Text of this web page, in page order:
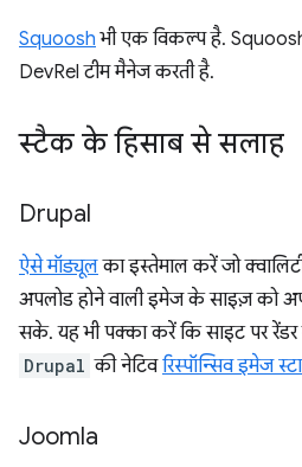
Squoosh भी एक विकल्प है.
DevRel टीम मैनेज करती है.
स्टैक के हिसाब से सलाह
Drupal
ऐसे मॉड्यूलका इस्तेमाल करें जो
अपलोड होने वाली इमेज के साइज़ को
सके. यह भी पक्का करें कि साइट पर
Drupal की नेटिवरिस्पॉन्सिव इमेज
Joomla